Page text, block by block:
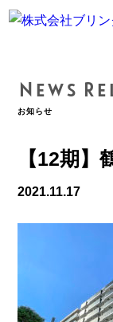
News
お知らせ
【12期】
2021.11.17